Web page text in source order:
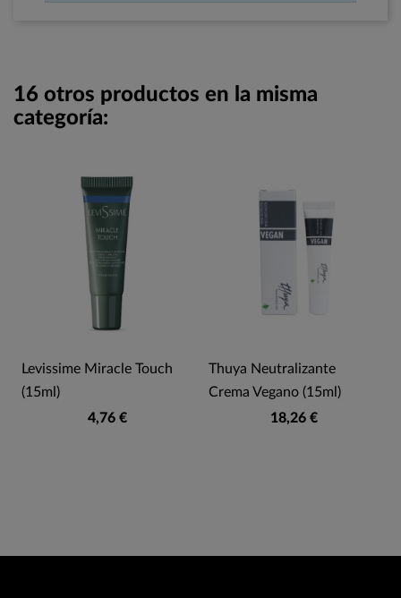
16 otros productos en la misma
categoría:
Levissime Miracle Touch
(15ml)
4,76 €
Thuya Neutralizante
Crema Vegano (15ml)
18,26 €